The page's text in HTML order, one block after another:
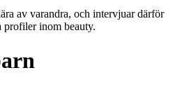
av varandra, och intervjuar därför
profiler inom beauty.